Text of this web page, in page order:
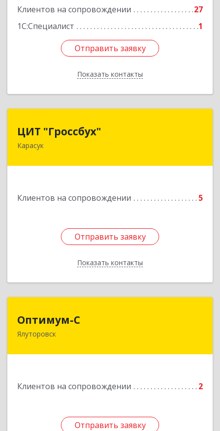
Клиентов на сопровождении
27
1С:Специалист
1
Отправить заявку
Показать контакты
Отправить заявку
Назад
ЦИТ "Гроссбух"
Карасук
Клиентов на сопровождении 5
Отправить заявку
Показать контакты
632861, Новосибирская обл, Карасукский р-н,
Отправить заявку
Назад
Оптимум-С
Ялуторовск
Клиентов на сопровождении 2
Отправить заявку
Отправить заявку